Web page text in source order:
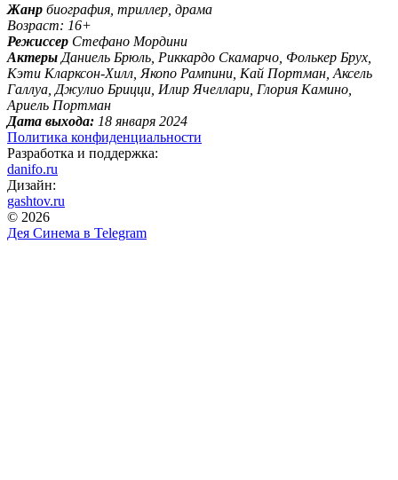
Жанр биография, триллер, драма
Возраст: 16+
Режиссер Стефано Мордини
Актеры Даниель Брюль, Риккардо Скамарчо, Фолькер Брух,
Кэти Кларксон-Хилл, Якопо Рампини, Кай Портман, Аксель
Галлуа, Джулио Брицци, Илир Ячеллари, Глория Камино,
Ариель Портман
Дата выхода: 18 января 2024
Политика конфиденциальности
Разработка и поддержка:
danifo.ru
Дизайн:
gashtov.ru
© 2026
Дея Синема в Telegram